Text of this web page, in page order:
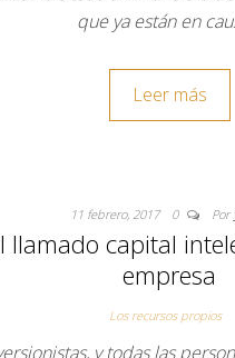
que ya están en
Leer más
11 febrero, 2017 0 Por
llamado capital
empresa
Los recursos propios
y todas las